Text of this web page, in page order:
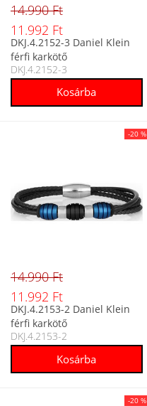
14.990 Ft
11.992 Ft
DKJ.4.2152-3 Daniel Klein
férfi karkötő
DKJ.4.2152-3
-20 %
14.990 Ft
11.992 Ft
DKJ.4.2153-2 Daniel Klein
férfi karkötő
DKJ.4.2153-2
-20 %